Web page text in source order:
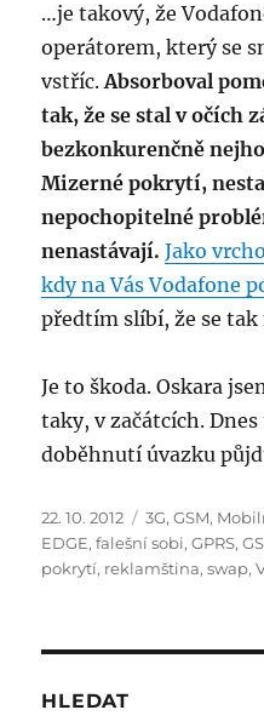
…je takový, že
operátorem, který se
vstříc.Absorboval
tak, že se stal v očích
bezkonkurenčně
Mizerné pokrytí,
nepochopitelné
nenastávají. Jako
kdy na Vás Vodafone
předtím slíbí, že se tak
Je to škoda. Oskara
taky, v začátcích.
doběhnutí úvazku
Posted
on
22. 10. 2012 Categories
3G,GSM,
EDGE,falešní sobi,GPRS,
pokrytí, reklamština,swap,
HLEDAT